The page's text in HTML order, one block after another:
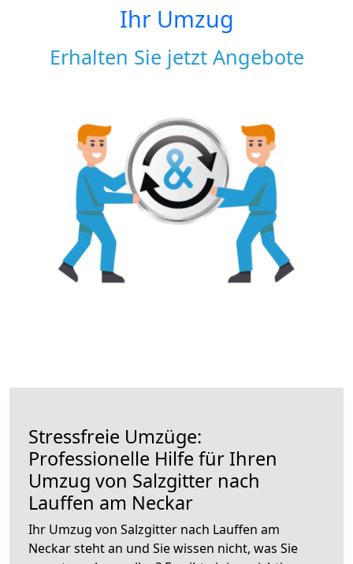
Ihr Umzug
Erhalten Sie jetzt Angebote
Stressfreie Umzüge:
Professionelle Hilfe für Ihren
Umzug von Salzgitter nach
Lauffen am Neckar
Ihr Umzug von Salzgitter nach Lauffen am
Neckar steht an und Sie wissen nicht, was Sie